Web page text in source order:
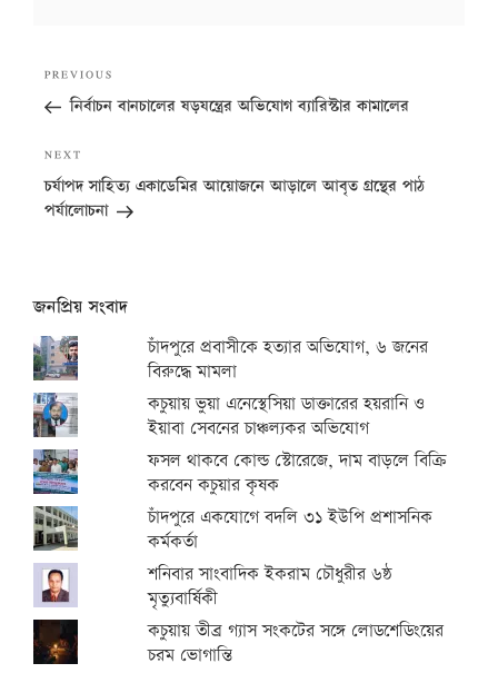
navigation
Previous
Post
PREVIOUS
নির্বাচন বানচালের ষড়যন্ত্রের অভিযোগ ব্যারিস্টার কামালের
Next
Post
NEXT
চর্যাপদ সাহিত্য একাডেমির আয়োজনে আড়ালে আবৃত গ্রন্থের পাঠ
পর্যালোচনা
জনপ্রিয় সংবাদ
চাঁদপুরে প্রবাসীকে হত্যার অভিযোগ, ৬ জনের
বিরুদ্ধে মামলা
কচুয়ায় ভুয়া এনেস্থেসিয়া ডাক্তারের হয়রানি ও
ইয়াবা সেবনের চাঞ্চল্যকর অভিযোগ
ফসল থাকবে কোল্ড স্টোরেজে, দাম বাড়লে বিক্রি
করবেন কচুয়ার কৃষক
চাঁদপুরে একযোগে বদলি ৩১ ইউপি প্রশাসনিক
কর্মকর্তা
শনিবার সাংবাদিক ইকরাম চৌধুরীর ৬ষ্ঠ
মৃত্যুবার্ষিকী
কচুয়ায় তীব্র গ্যাস সংকটের সঙ্গে লোডশেডিংয়ের
চরম ভোগান্তি